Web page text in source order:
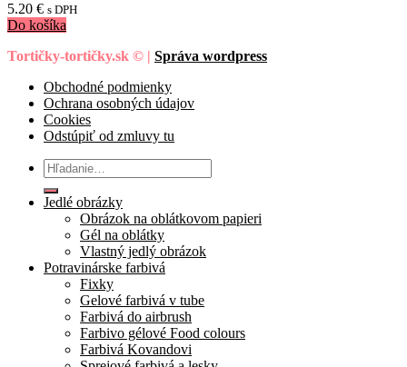
5.20 € s DPH
Do košíka
Tortičky-tortičky.sk © | Správa wordpress
Obchodné podmienky
Ochrana osobných údajov
Cookies
Odstúpiť od zmluvy tu
Hľadať:
Jedlé obrázky
Obrázok na oblátkovom papieri
Gél na oblátky
Vlastný jedlý obrázok
Potravinárske farbivá
Fixky
Gelové farbivá v tube
Farbivá do airbrush
Farbivo gélové Food colours
Farbivá Kovandovi